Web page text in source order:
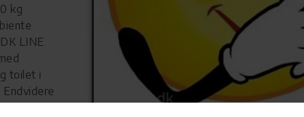
kg
LINE
toilet i